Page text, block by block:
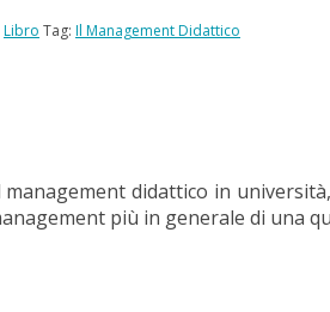
Libro Tag: Il Management Didattico
management didattico in
più in generale di